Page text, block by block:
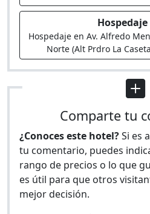
Hospedaje en Av. Alfredo
Norte (Alt Prdro La
Comparte tu
¿Conoces este hotel?Si es
tu comentario, puedes
rango de precios o lo que
es útil para que otros
mejor decisión.